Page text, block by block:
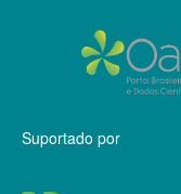
Suportado por